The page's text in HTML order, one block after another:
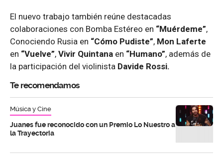
El nuevo trabajo también reúne destacadas
colaboraciones con Bomba Estéreo en “Muérdeme”,
Conociendo Rusia en “Cómo Pudiste”, Mon Laferte
en “Vuelve”, Vivir Quintana en “Humano”, además de
la participación del violinista Davide Rossi.
Te recomendamos
Música y Cine
Juanes fue reconocido con un Premio Lo Nuestro a
la Trayectoria